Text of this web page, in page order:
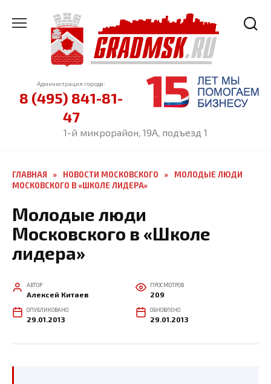
содержанию
Администрация города:
8 (495) 841-81-
47
1-й микрорайон, 19А, подъезд 1
ГЛАВНАЯ » НОВОСТИ МОСКОВСКОГО »
МОЛОДЫЕ ЛЮДИ
МОСКОВСКОГО В «ШКОЛЕ ЛИДЕРА»
Молодые люди
Московского в «Школе
лидера»
АВТОР
Алексей Китаев
ПРОСМОТРОВ
209
ОПУБЛИКОВАНО
29.01.2013
ОБНОВЛЕНО
29.01.2013